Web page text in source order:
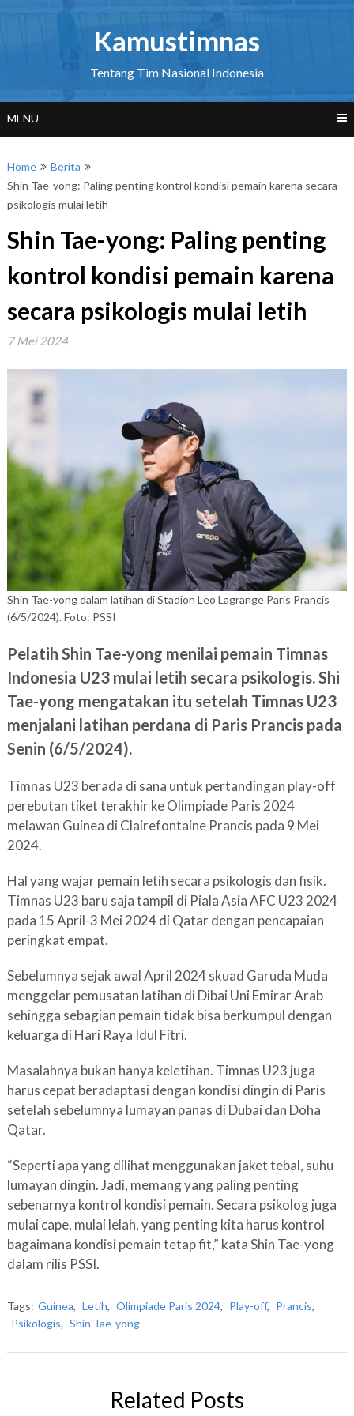
Kamustimnas
Tentang Tim Nasional Indonesia
MENU
Home
Berita
Shin Tae-yong: Paling penting kontrol kondisi pemain karena secara
psikologis mulai letih
Shin Tae-yong: Paling penting
kontrol kondisi pemain karena
secara psikologis mulai letih
7 Mei 2024
Shin Tae-yong dalam latihan di Stadion Leo Lagrange Paris Prancis
(6/5/2024). Foto: PSSI
Pelatih Shin Tae-yong menilai pemain Timnas
Indonesia U23 mulai letih secara psikologis. Shi
Tae-yong mengatakan itu setelah Timnas U23
menjalani latihan perdana di Paris Prancis pada
Senin (6/5/2024).
Timnas U23 berada di sana untuk pertandingan play-off
perebutan tiket terakhir ke Olimpiade Paris 2024
melawan Guinea di Clairefontaine Prancis pada 9 Mei
2024.
Hal yang wajar pemain letih secara psikologis dan fisik.
Timnas U23 baru saja tampil di Piala Asia AFC U23 2024
pada 15 April-3 Mei 2024 di Qatar dengan pencapaian
peringkat empat.
Sebelumnya sejak awal April 2024 skuad Garuda Muda
menggelar pemusatan latihan di Dibai Uni Emirar Arab
sehingga sebagian pemain tidak bisa berkumpul dengan
keluarga di Hari Raya Idul Fitri.
Masalahnya bukan hanya keletihan. Timnas U23 juga
harus cepat beradaptasi dengan kondisi dingin di Paris
setelah sebelumnya lumayan panas di Dubai dan Doha
Qatar.
“Seperti apa yang dilihat menggunakan jaket tebal, suhu
lumayan dingin. Jadi, memang yang paling penting
sebenarnya kontrol kondisi pemain. Secara psikolog juga
mulai cape, mulai lelah, yang penting kita harus kontrol
bagaimana kondisi pemain tetap fit,” kata Shin Tae-yong
dalam rilis PSSI.
Tags: Guinea, Letih, Olimpiade Paris 2024, Play-off, Prancis,
Psikologis, Shin Tae-yong
Related Posts